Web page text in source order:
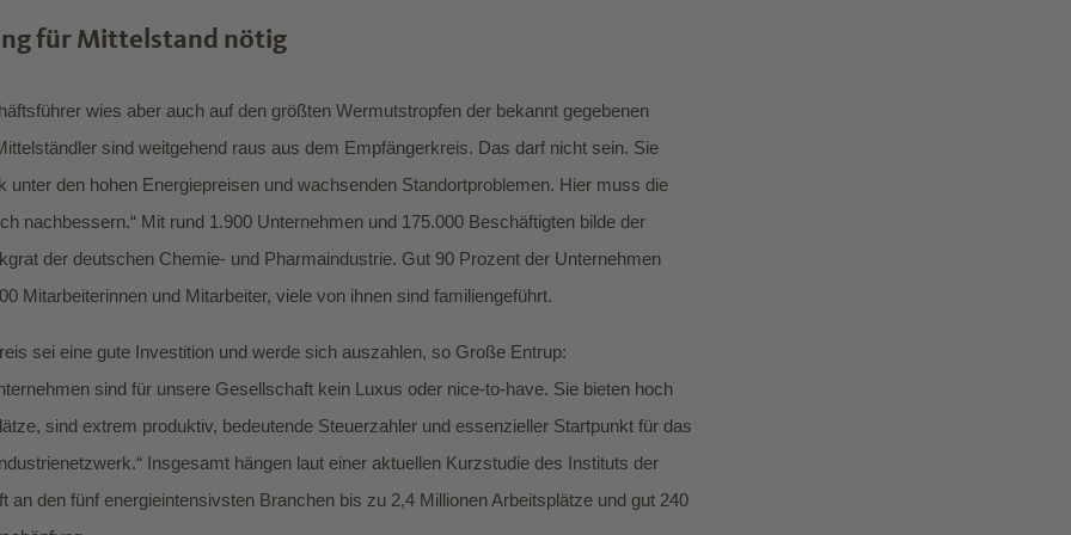
für Mittelstand nötig
wies aber auch auf den größten Wermutstropfen der bekannt gegebenen
sind weitgehend raus aus dem Empfängerkreis. Das darf nicht sein. Sie
unter den hohen Energiepreisen und wachsenden Standortproblemen. Hier muss die
nachbessern.“ Mit rund 1.900 Unternehmen und 175.000 Beschäftigten bilde der
der deutschen Chemie- und Pharmaindustrie. Gut 90 Prozent der Unternehmen
Mitarbeiterinnen und Mitarbeiter, viele von ihnen sind familiengeführt.
sei eine gute Investition und werde sich auszahlen, so Große Entrup:
sind für unsere Gesellschaft kein Luxus oder nice-to-have. Sie bieten hoch
sind extrem produktiv, bedeutende Steuerzahler und essenzieller Startpunkt für das
Insgesamt hängen laut einer aktuellen Kurzstudie des Instituts der
an den fünf energieintensivsten Branchen bis zu 2,4 Millionen Arbeitsplätze und gut 240